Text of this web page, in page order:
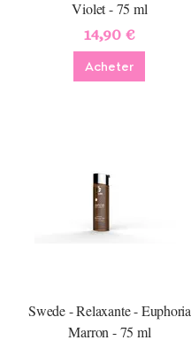
Violet - 75 ml
14,90 €
Acheter
Swede - Relaxante - Euphoria
Marron - 75 ml